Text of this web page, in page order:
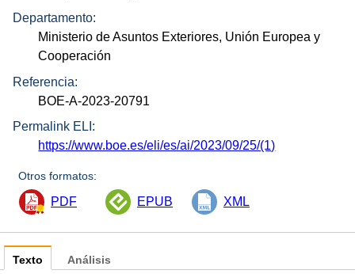
Departamento:
Ministerio de Asuntos Exteriores, Unión Europea y
Cooperación
Referencia:
BOE-A-2023-20791
Permalink ELI:
https://www.boe.es/eli/es/ai/2023/09/25/(1)
Otros formatos:
PDF EPUB XML
Texto Análisis